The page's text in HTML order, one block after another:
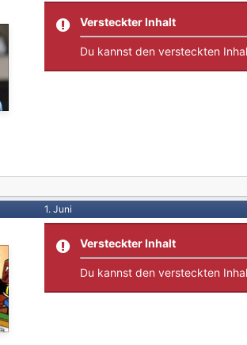
Versteckter Inhalt
Du kannst den versteckten
1. Juni
Versteckter Inhalt
Du kannst den versteckten